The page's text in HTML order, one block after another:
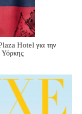
Hotel για την